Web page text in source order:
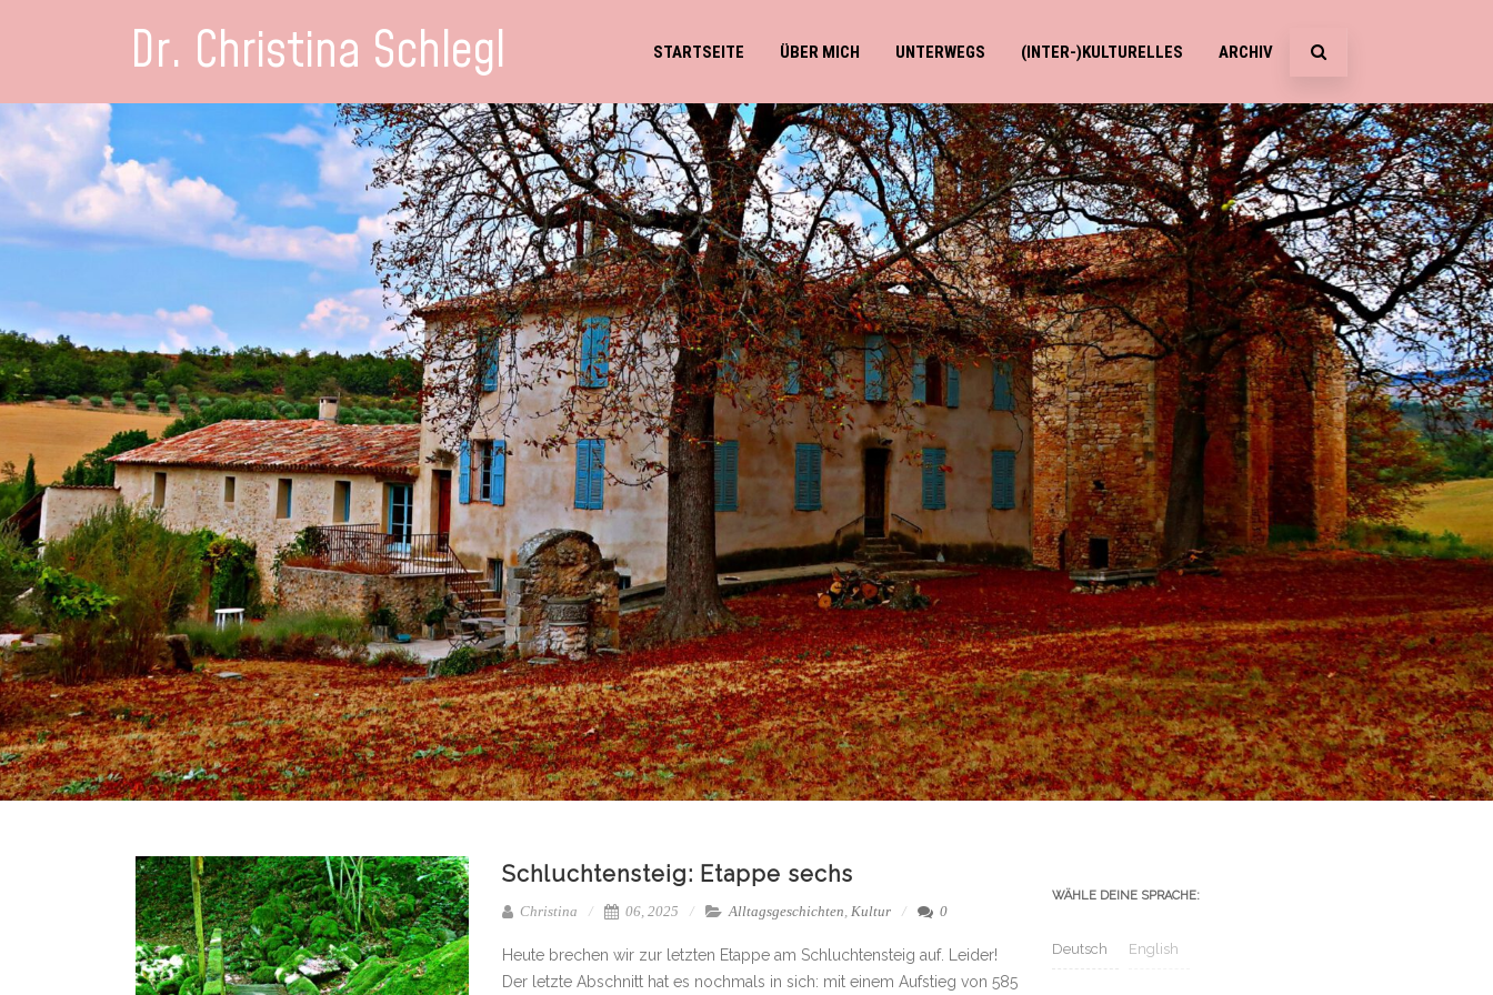
Dr. Christina Schlegl STARTSEITE ÜBER MICH UNTERWEGS (INTER-)KULTURELLES ARCHIV
Schluchtensteig: Etappe sechs
Christina 06, 2025 Alltagsgeschichten Kultur 0
Heute brechen wir zur letzten Etappe am Schluchtensteig auf. Leider!
Der letzte Abschnitt hat es nochmals in sich: mit einem Aufstieg von 585
WÄHLE DEINE SPRACHE:
Deutsch English